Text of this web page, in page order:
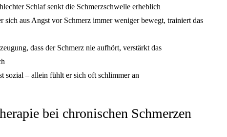
Schlaf senkt die Schmerzschwelle erheblich
sich aus Angst vor Schmerz immer weniger bewegt, trainiert das
dass der Schmerz nie aufhört, verstärkt das
sozial – allein fühlt er sich oft schlimmer an
bei chronischen Schmerzen